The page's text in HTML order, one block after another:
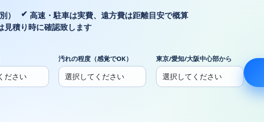
）
高速・駐車は実費、遠方費は距離目安で概算
見積り時に確認致します
汚れの程度（感覚でOK） 東京/愛知/大阪中心部から